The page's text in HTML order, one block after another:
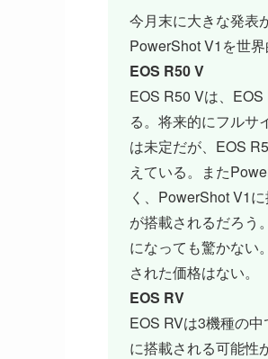
今月末に大きな発表
PowerShot V1を世界
EOS R50 V
EOS R50 Vは、
る。将来的にフルサ
は未定だが、EOS
えている。また
く、PowerShot V1
が搭載されるだろう
になっても驚かない
された価格はない。
EOS RV
EOS RVは3機種の
に搭載される可能性